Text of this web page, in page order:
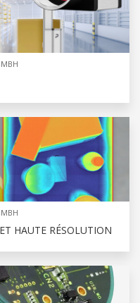
HAUTE RÉSOLUTION